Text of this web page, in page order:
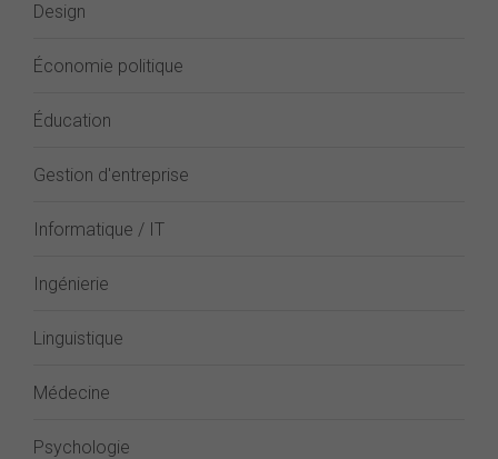
Design
Économie politique
Éducation
Gestion d'entreprise
Informatique / IT
Ingénierie
Linguistique
Médecine
Psychologie